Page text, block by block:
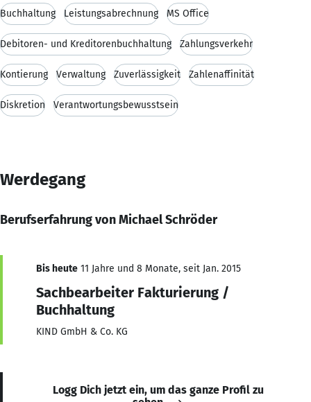
Buchhaltung Leistungsabrechnung MS Office
Debitoren- und Kreditorenbuchhaltung Zahlungsverkehr
Kontierung Verwaltung Zuverlässigkeit Zahlenaffinität
Diskretion Verantwortungsbewusstsein
Werdegang
Berufserfahrung von Michael Schröder
Bis heute 11 Jahre und 8 Monate, seit Jan. 2015
Sachbearbeiter Fakturierung /
Buchhaltung
KIND GmbH & Co. KG
Logg Dich jetzt ein, um das ganze Profil zu